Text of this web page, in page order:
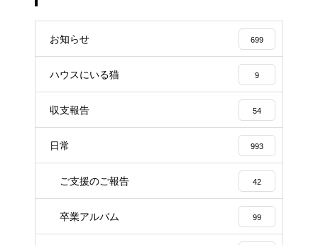
お知らせ 699
ハウスにいる猫 9
収支報告 54
日常 993
ご支援のご報告 42
卒業アルバム 99